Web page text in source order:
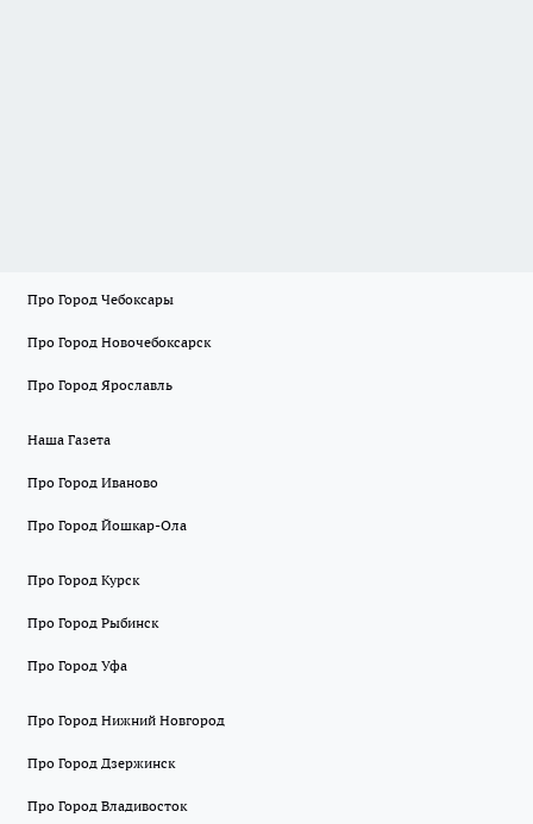
Про Город Чебоксары
Про Город Новочебоксарск
Про Город Ярославль
Наша Газета
Про Город Иваново
Про Город Йошкар-Ола
Про Город Курск
Про Город Рыбинск
Про Город Уфа
Про Город Нижний Новгород
Про Город Дзержинск
Про Город Владивосток